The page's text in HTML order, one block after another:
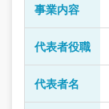
事業内容
代表者役職
代表者名